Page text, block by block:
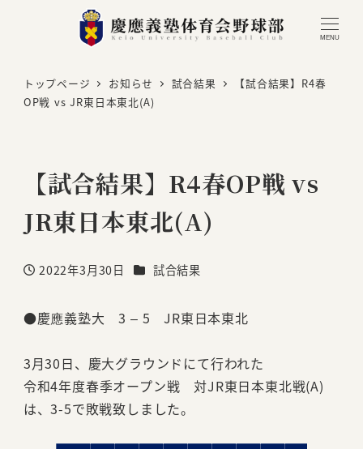
MENU
トップページ お知らせ 試合結果
【試合結果】R4春
OP戦 vs JR東日本東北(A)
【試合結果】R4春OP戦 vs
JR東日本東北(A)
投稿日
2022年3月30日 カテゴリー
試合結果
●慶應義塾大 3 – 5 JR東日本東北
3月30日、慶大グラウンドにて行われた
令和4年度春季オープン戦 対JR東日本東北戦(A)
は、3-5で敗戦致しました。